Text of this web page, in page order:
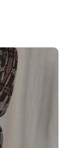
pour
des
répondant
soit pour un
Faites-
e-shop ou
magasin à